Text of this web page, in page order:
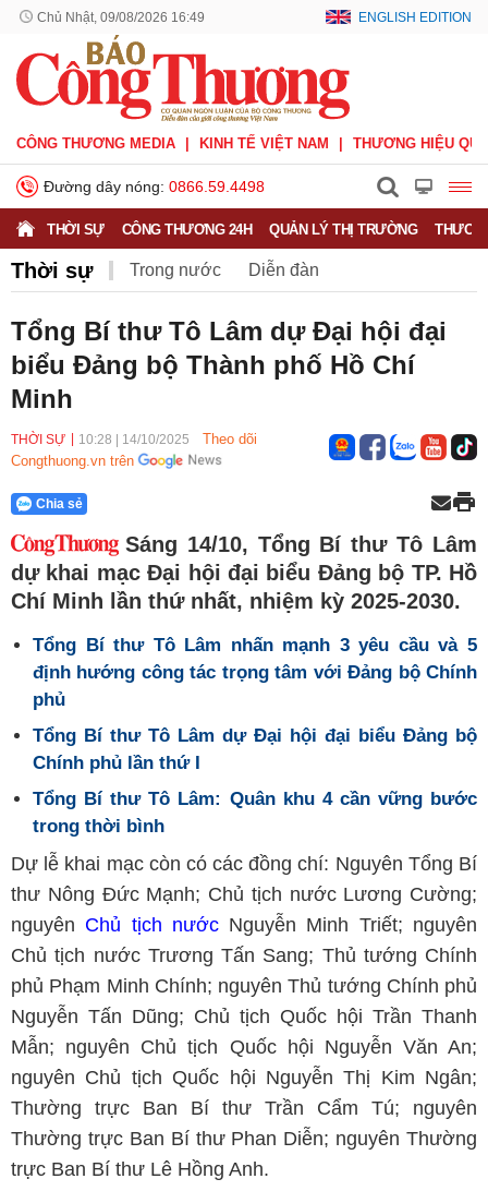
Chủ Nhật, 09/08/2026 16:49 ENGLISH EDITION
CÔNG THƯƠNG MEDIA KINH TẾ VIỆT NAM THƯƠNG HIỆU
Đường dây nóng: 0866.59.4498
THỜI SỰ CÔNG THƯƠNG 24H QUẢN LÝ THỊ TRƯỜNG
Thời sự Trong nước Diễn đàn
Hoạt động của Lãnh đạo Đảng, Nhà nước
Bầu cử Quốc hội Khoá XVI
Tổng Bí thư Tô Lâm dự Đại hội đại
biểu Đảng bộ Thành phố Hồ Chí
Minh
THỜI SỰ 10:28 14/10/2025
Theo dõi
Congthuong.vn trên
Chia sẻ
Sáng 14/10, Tổng Bí thư Tô Lâm
dự khai mạc Đại hội đại biểu Đảng bộ TP. Hồ
Chí Minh lần thứ nhất, nhiệm kỳ 2025-2030.
Tổng Bí thư Tô Lâm nhấn mạnh 3 yêu cầu và 5
định hướng công tác trọng tâm với Đảng bộ Chính
phủ
Tổng Bí thư Tô Lâm dự Đại hội đại biểu Đảng bộ
Chính phủ lần thứ I
Tổng Bí thư Tô Lâm: Quân khu 4 cần vững bước
trong thời bình
Dự lễ khai mạc còn có các đồng chí: Nguyên Tổng Bí
thư Nông Đức Mạnh; Chủ tịch nước Lương Cường;
nguyên Chủ tịch nướcNguyễn Minh Triết; nguyên
Chủ tịch nước Trương Tấn Sang; Thủ tướng Chính
phủ Phạm Minh Chính; nguyên Thủ tướng Chính phủ
Nguyễn Tấn Dũng; Chủ tịch Quốc hội Trần Thanh
Mẫn; nguyên Chủ tịch Quốc hội Nguyễn Văn An;
nguyên Chủ tịch Quốc hội Nguyễn Thị Kim Ngân;
Thường trực Ban Bí thư Trần Cẩm Tú; nguyên
Thường trực Ban Bí thư Phan Diễn; nguyên Thường
trực Ban Bí thư Lê Hồng Anh.